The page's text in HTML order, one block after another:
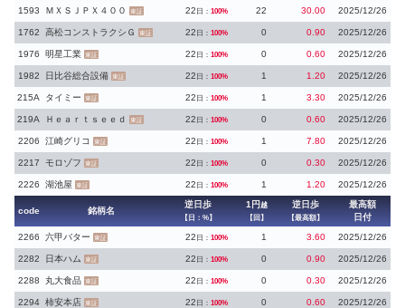
1593 ＭＸＳＪＰＸ４００ 東証 22 日： 100% 22 30.00 2025/12/26
1762 高松コンストラクシＧ 東証 22 日： 100% 0 0.90 2025/12/26
1976 明星工業 東証 22 日： 100% 0 0.60 2025/12/26
1982 日比谷総合設備 東証 22 日： 100% 1 1.20 2025/12/26
215A タイミー 東証 22 日： 100% 1 3.30 2025/12/26
219A Ｈｅａｒｔｓｅｅｄ 東証 22 日： 100% 0 0.60 2025/12/26
2206 江崎グリコ 東証 22 日： 100% 1 7.80 2025/12/26
2217 モロゾフ 東証 22 日： 100% 0 0.30 2025/12/26
2226 湖池屋 東証 22 日： 100% 1 1.20 2025/12/26
code 銘柄名
逆日歩
【日：%】
1円 越
【回】
逆日歩
【最高額】
最高額
日付
2266
六甲バター 東証 22 日： 100% 1 3.60 2025/12/26
2282 日本ハム 東証 22 日： 100% 0 0.90 2025/12/26
2288 丸大食品 東証 22 日： 100% 0 0.30 2025/12/26
2294 柿安本店 東証 22 日： 100% 0 0.60 2025/12/26